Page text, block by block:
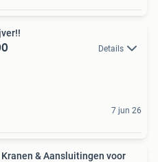
Details
7 jun 26
Kranen & Aansluitingen voor